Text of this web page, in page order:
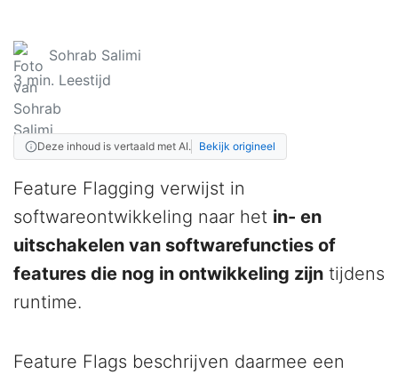
Sohrab Salimi
3min. Leestijd
Deze inhoud is vertaald met AI. Bekijk origineel
Feature Flagging verwijst in
softwareontwikkeling naar het in- en
uitschakelen van softwarefuncties of
features die nog in ontwikkeling zijn tijdens
runtime.
Feature Flags beschrijven daarmee een